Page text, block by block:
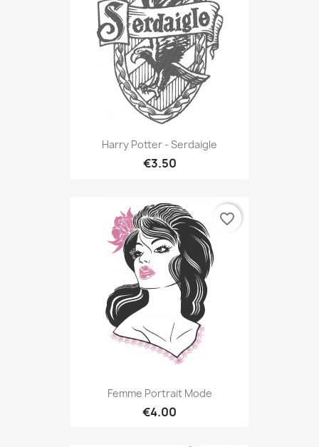
Harry Potter - Serdaigle
€3.50
Femme Portrait Mode
€4.00
favorite_border